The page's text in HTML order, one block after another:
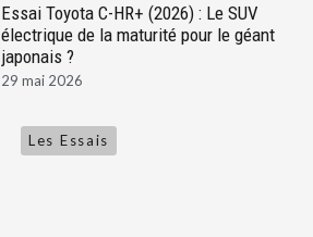
Essai Toyota C-HR+ (2026) : Le SUV
électrique de la maturité pour le géant
japonais ?
29 mai 2026
Les Essais